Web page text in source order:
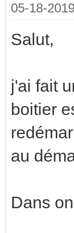
05-18-
Salut,
j'ai fait
boitier
au
Dans